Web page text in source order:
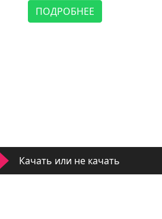
ПОДРОБНЕЕ
Качать или не качать
Для регионов